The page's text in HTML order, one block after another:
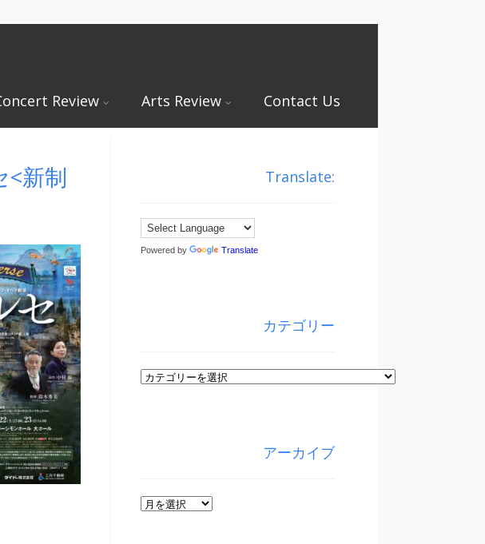
Review Arts Review Contact Us
新制
Translate:
Powered by Translate
カテゴリー
カ
アーカイブ
ア